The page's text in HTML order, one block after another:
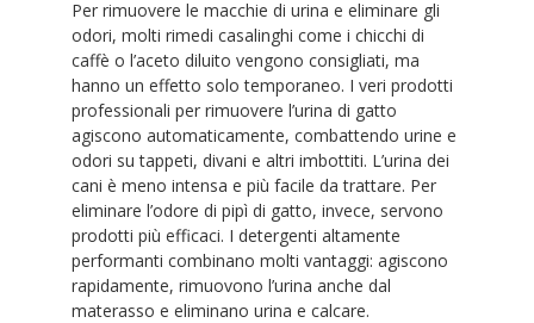
Per rimuovere le macchie di urina e eliminare gli
odori, molti rimedi casalinghi come i chicchi di
caffè o l’aceto diluito vengono consigliati, ma
hanno un effetto solo temporaneo. I veri prodotti
professionali per rimuovere l’urina di gatto
agiscono automaticamente, combattendo urine e
odori su tappeti, divani e altri imbottiti. L’urina dei
cani è meno intensa e più facile da trattare. Per
eliminare l’odore di pipì di gatto, invece, servono
prodotti più efficaci. I detergenti altamente
performanti combinano molti vantaggi: agiscono
rapidamente, rimuovono l’urina anche dal
materasso e eliminano urina e calcare.